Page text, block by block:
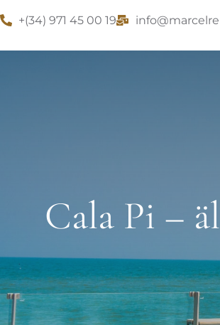
+(34) 971 45 00 19
Cala Pi –